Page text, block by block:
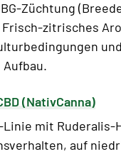
Züchtung
Frisch-zitrisches
und
(NativCanna)
mit Ruderalis-
auf